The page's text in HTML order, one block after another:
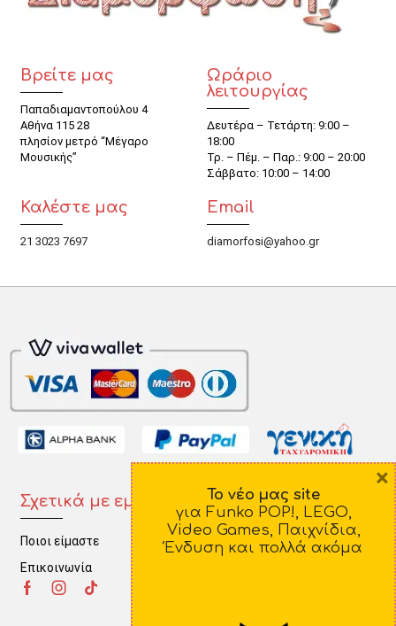
Βρείτε μας
Παπαδιαμαντοπούλου 4
Αθήνα 115 28
πλησίον μετρό “Μέγαρο
Μουσικής”
Ωράριο
λειτουργίας
Δευτέρα – Τετάρτη: 9:00 –
18:00
Τρ. – Πέμ. – Παρ.: 9:00 – 20:00
Σάββατο: 10:00 – 14:00
Καλέστε μας
21 3023 7697
Email
diamorfosi@yahoo.gr
Σχετικά με εμάς
Ποιοι είμαστε
Επικοινωνία
Πληροφορίες
Τρόποι Πληρωμής
Το νέο μας site
για Funko POP!, LEGO,
Video Games, Παιχνίδια,
Ένδυση και πολλά ακόμα
×